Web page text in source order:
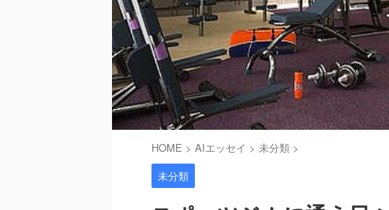
HOME > AIエッセイ > 未分類 >
未分類